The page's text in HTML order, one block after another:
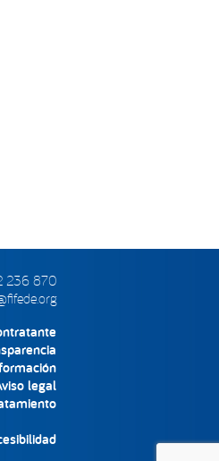
236 870
legal